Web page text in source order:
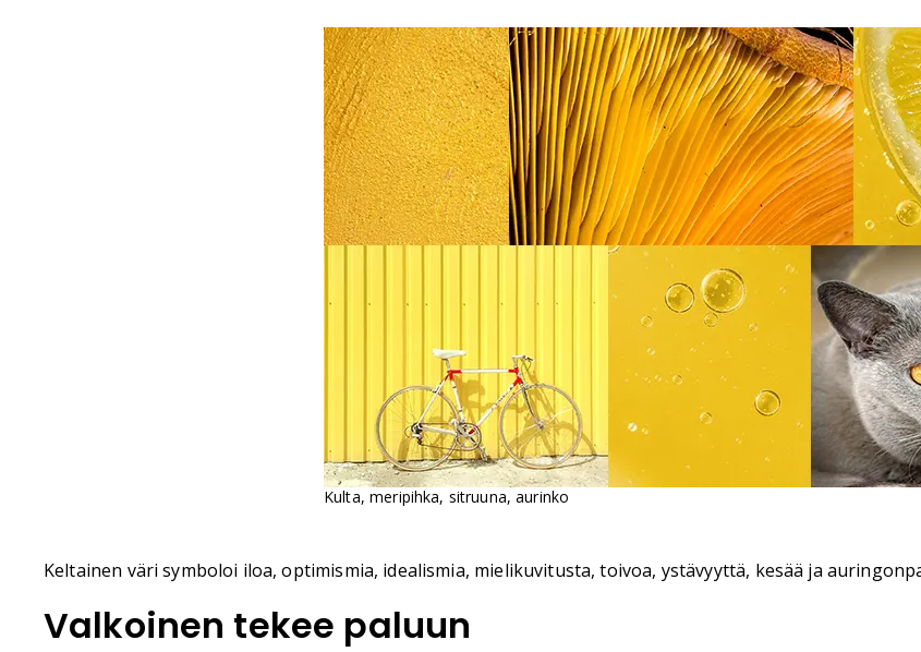
Kulta, meripihka, sitruuna, aurinko
Keltainen väri symboloi iloa, optimismia, idealismia, mielikuvitusta, toivoa, ystävyyttä, kesää ja
Valkoinen tekee paluun